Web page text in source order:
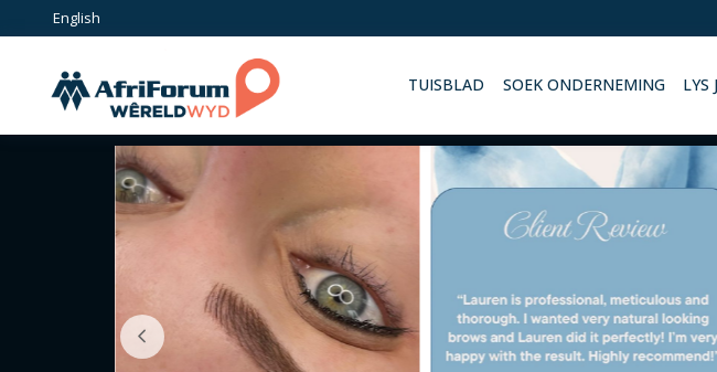
to
content
English
TUISBLAD SOEK ONDERNEMING LYS